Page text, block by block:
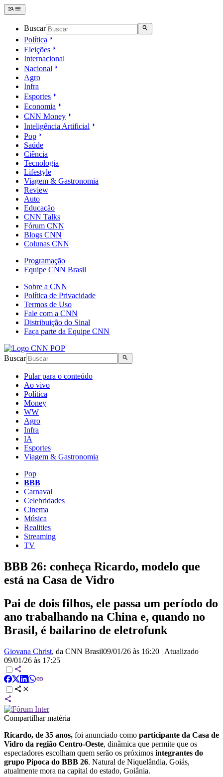
Buscar
Política
Eleições
Internacional
Nacional
Agro
Infra
Esportes
Economia
CNN Money
Inteligência Artificial
Pop
Saúde
Ciência
Tecnologia
Lifestyle
Viagem & Gastronomia
Review
Auto
Educação
CNN Talks
Fórum CNN
Blogs CNN
Colunas CNN
Programação
Equipe CNN Brasil
Sobre a CNN
Política de Privacidade
Termos de Uso
Fale com a CNN
Distribuição do Sinal
Faça parte da Equipe CNN
Buscar
Pular para o conteúdo
Ao vivo
Política
Money
WW
Agro
Infra
IA
Esportes
Viagem & Gastronomia
Pop
BBB
Carnaval
Celebridades
Cinema
Música
Realities
Streaming
TV
BBB 26: conheça Ricardo, modelo que
está na Casa de Vidro
Pai de dois filhos, ele passa um período do
ano trabalhando na China e, quando no
Brasil, é bailarino de eletrofunk
Giovana Christ, da CNN Brasil09/01/26 às 16:20 | Atualizado
09/01/26 às 17:25
Compartilhar matéria
Ricardo, de 35 anos, foi anunciado como participante da Casa de
Vidro da região Centro-Oeste, dinâmica que permite que os
espectadores escolham quem serão os próximos integrantes do
grupo Pipoca do BBB 26. Natural de Niquelândia, Goiás,
atualmente mora na capital do estado, Goiânia.